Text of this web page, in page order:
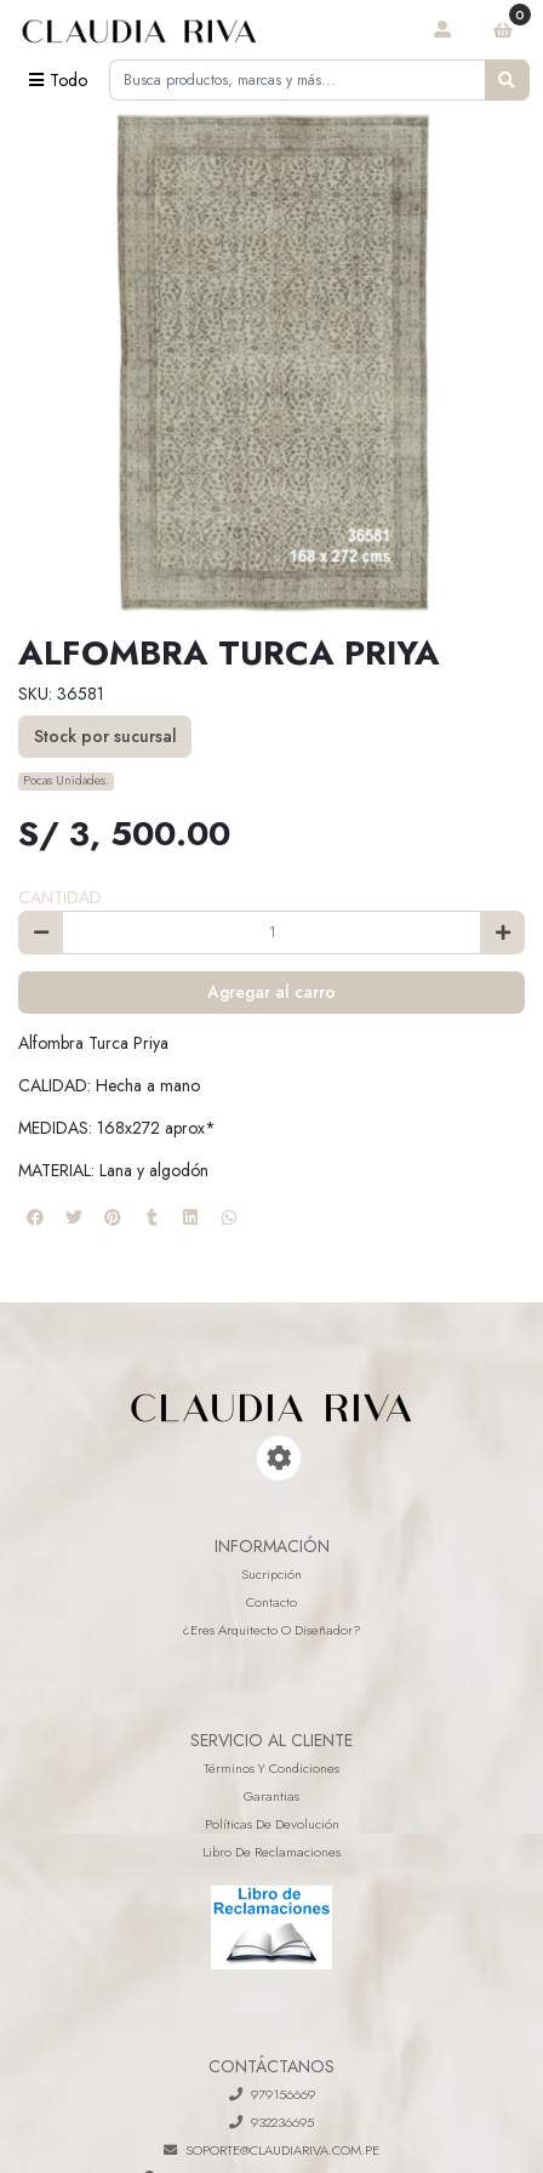
Todo
0
ALFOMBRA TURCA PRIYA
SKU: 36581
Stock por sucursal
Pocas Unidades.
S/ 3, 500.00
CANTIDAD
Agregar al carro
Alfombra Turca Priya
CALIDAD: Hecha a mano
MEDIDAS: 168x272 aprox*
MATERIAL: Lana y algodón
INFORMACIÓN
Sucripción
Contacto
¿eres Arquitecto O Diseñador?
SERVICIO AL CLIENTE
Términos Y Condiciones
Garantias
Políticas De Devolución
Libro De Reclamaciones
CONTÁCTANOS
979156669
932236695
SOPORTE@CLAUDIARIVA.COM.PE